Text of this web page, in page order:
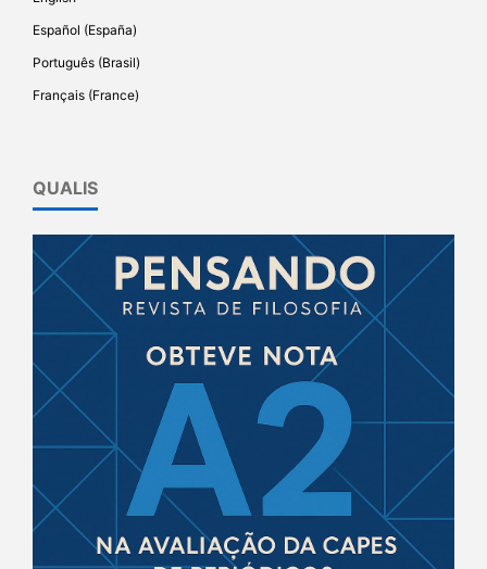
Español (España)
Português (Brasil)
Français (France)
QUALIS